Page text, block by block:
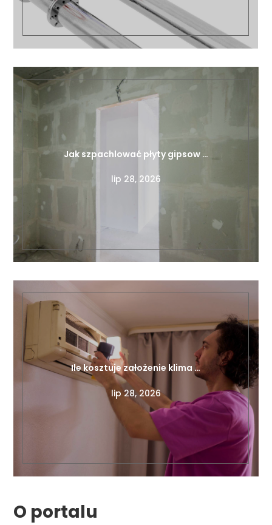
Jak szpachlować płyty gipsow …
lip 28, 2026
Ile kosztuje założenie klima …
lip 28, 2026
O portalu